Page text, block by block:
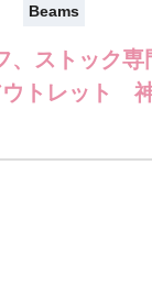
Beams
、ストック専
ウトレット